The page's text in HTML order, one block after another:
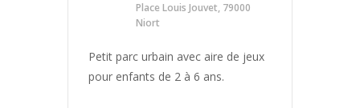
Place Louis Jouvet, 79000
Niort
Petit parc urbain avec aire de jeux
pour enfants de 2 à 6 ans.